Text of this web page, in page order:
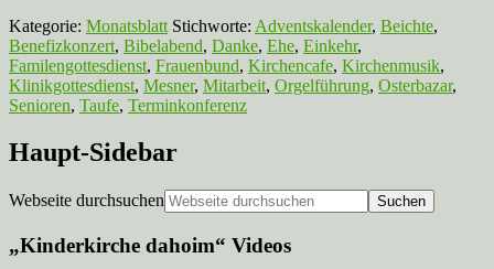
Kategorie: Monatsblatt Stichworte: Adventskalender, Beichte,
Benefizkonzert, Bibelabend, Danke, Ehe, Einkehr,
Familengottesdienst, Frauenbund, Kirchencafe, Kirchenmusik,
Klinikgottesdienst, Mesner, Mitarbeit, Orgelführung, Osterbazar,
Senioren, Taufe, Terminkonferenz
Haupt-Sidebar
Webseite durchsuchen
„Kinderkirche dahoim“ Videos